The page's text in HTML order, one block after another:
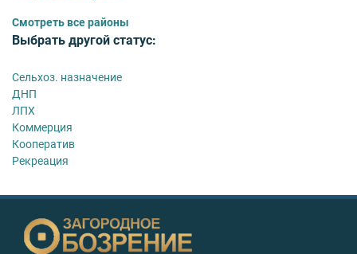
Смотреть все районы
Выбрать другой статус:
Сельхоз. назначение
ДНП
ЛПХ
Коммерция
Кооператив
Рекреация